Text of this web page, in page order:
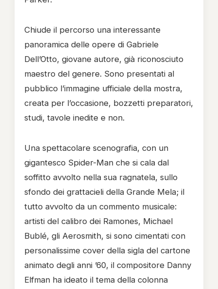
Chiude il percorso una interessante
panoramica delle opere di Gabriele
Dell’Otto, giovane autore, già riconosciuto
maestro del genere. Sono presentati al
pubblico l’immagine ufficiale della mostra,
creata per l’occasione, bozzetti preparatori,
studi, tavole inedite e non.
Una spettacolare scenografia, con un
gigantesco Spider-Man che si cala dal
soffitto avvolto nella sua ragnatela, sullo
sfondo dei grattacieli della Grande Mela; il
tutto avvolto da un commento musicale:
artisti del calibro dei Ramones, Michael
Bublé, gli Aerosmith, si sono cimentati con
personalissime cover della sigla del cartone
animato degli anni ’60, il compositore Danny
Elfman ha ideato il tema della colonna